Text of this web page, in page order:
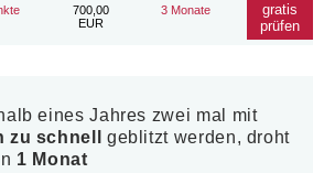
700,00
EUR
3 Monate
gratis
prüfen
eines Jahres zwei mal mit
zu schnell
geblitzt werden, droht
1 Monat